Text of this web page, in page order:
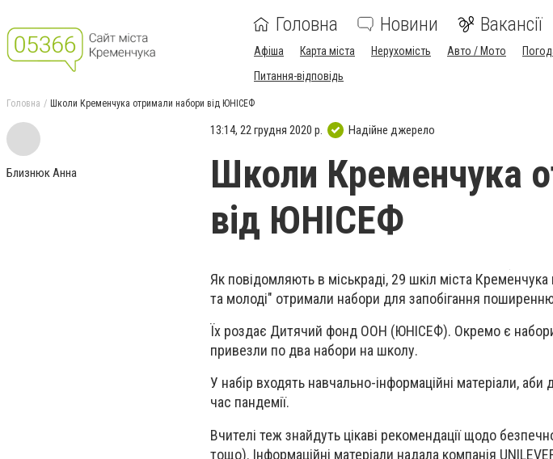
Головна Новини Вакансії
Афіша Карта міста Нерухомість Авто / Мото
Питання-відповідь
Головна Школи Кременчука отримали набори від ЮНІСЕФ
Близнюк Анна
13:14, 22 грудня 2020 р. Надійне джерело
Школи Кременчука
від ЮНІСЕФ
Як повідомляють в міськраді, 29 шкіл міста
та молоді" отримали набори для запобігання
Їх роздає Дитячий фонд ООН (ЮНІСЕФ). Окремо є
привезли по два набори на школу.
У набір входять навчально-інформаційні матеріали,
час пандемії.
Вчителі теж знайдуть цікаві рекомендації щодо
тощо). Інформаційні матеріали надала компанія